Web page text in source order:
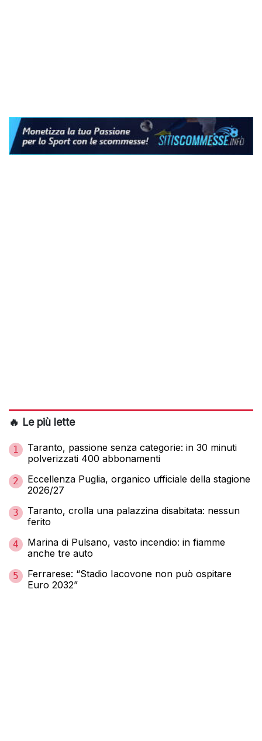
🔥 Le più lette
1
Taranto, passione senza categorie: in 30 minuti
polverizzati 400 abbonamenti
2
Eccellenza Puglia, organico ufficiale della stagione
2026/27
3
Taranto, crolla una palazzina disabitata: nessun
ferito
4
Marina di Pulsano, vasto incendio: in fiamme
anche tre auto
5
Ferrarese: “Stadio Iacovone non può ospitare
Euro 2032”